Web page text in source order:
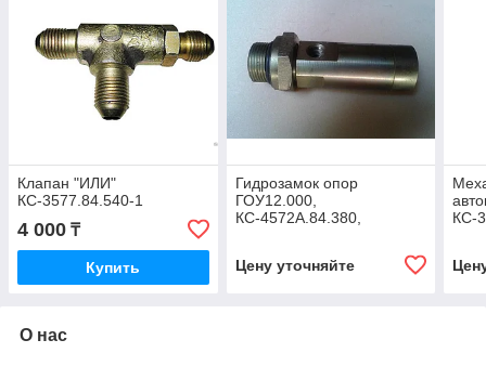
Клапан "ИЛИ"
КС-3577.84.540-1
4 000 ₸
Купить
Гидрозамок опор
ГОУ12.000,
КС-4572А.84.380,
Цену уточняйте
КС-
О нас